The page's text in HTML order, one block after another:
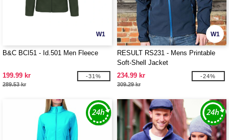
W1
B&C BCI51 - Id.501 Men Fleece
199.99 kr
289.53 kr
-31%
W1
RESULT RS231 - Mens Printable
Soft-Shell Jacket
234.99 kr
309.29 kr
-24%